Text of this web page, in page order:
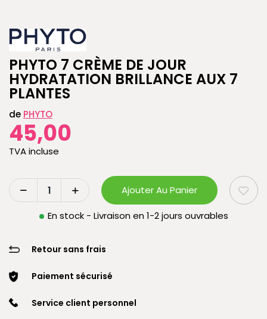
PHYTO 7 CRÈME DE JOUR
HYDRATATION BRILLANCE AUX 7
PLANTES
de PHYTO
45,00
TVA incluse
Ajouter Au Panier
En stock - Livraison en 1-2 jours ouvrables
Retour sans frais
Paiement sécurisé
Service client personnel